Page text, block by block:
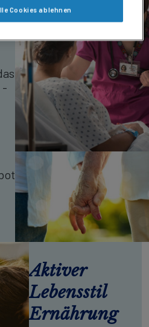
-
Aktiver
Lebensstil
Ernährung
Cookies ablehnen